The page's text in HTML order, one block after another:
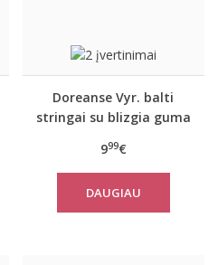
Doreanse Vyr. balti
stringai su blizgia guma
999€
DAUGIAU